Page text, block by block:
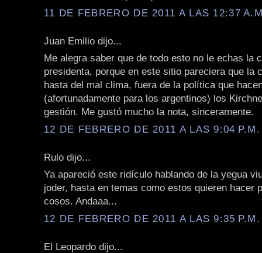
11 DE FEBRERO DE 2011 A LAS 12:37
Juan Emilio dijo...
Me alegra saber que de todo esto no le echas la
presidenta, porque en este sitio pareciera que la
hasta del mal clima, fuera de la política que
(afortunadamente para los argentinos) los
gestión. Me gustó mucho la nota, sinceramente.
12 DE FEBRERO DE 2011 A LAS 9:04 P.M.
Rulo dijo...
Ya apareció este ridículo hablando de la yegua
joder, hasta en temas como estos quieren hacer
cosos. Andaaa...
12 DE FEBRERO DE 2011 A LAS 9:35 P.M.
El Leopardo dijo...